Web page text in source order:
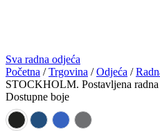
Sva radna odjeća
Početna /Trgovina /Odjeća /
STOCKHOLM. Postavljena radna
Dostupne boje